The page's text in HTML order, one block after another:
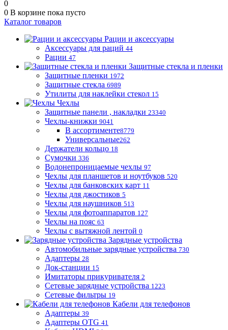
0
0 В корзине пока пусто
Каталог товаров
Рации и аксессуары
Аксессуары для раций 44
Рации 47
Защитные стекла и пленки
Защитные пленки 1972
Защитные стекла 6989
Утилиты для наклейки стекол 15
Чехлы
Защитные панели , накладки 23340
Чехлы-книжки 9041
В ассортименте8779
Универсальные262
Держатели кольцо 18
Сумочки 336
Водонепроницаемые чехлы 97
Чехлы для планшетов и ноутбуков 520
Чехлы для банковских карт 11
Чехлы для джостиков 5
Чехлы для наушников 513
Чехлы для фотоаппаратов 127
Чехлы на пояс 63
Чехлы с вытяжной лентой 0
Зарядные устройства
Автомобильные зарядные устройства 730
Адаптеры 28
Док-станции 15
Имитаторы прикуривателя 2
Сетевые зарядные устройства 1223
Сетевые фильтры 19
Кабели для телефонов
Адаптеры 39
Адаптеры OTG 41